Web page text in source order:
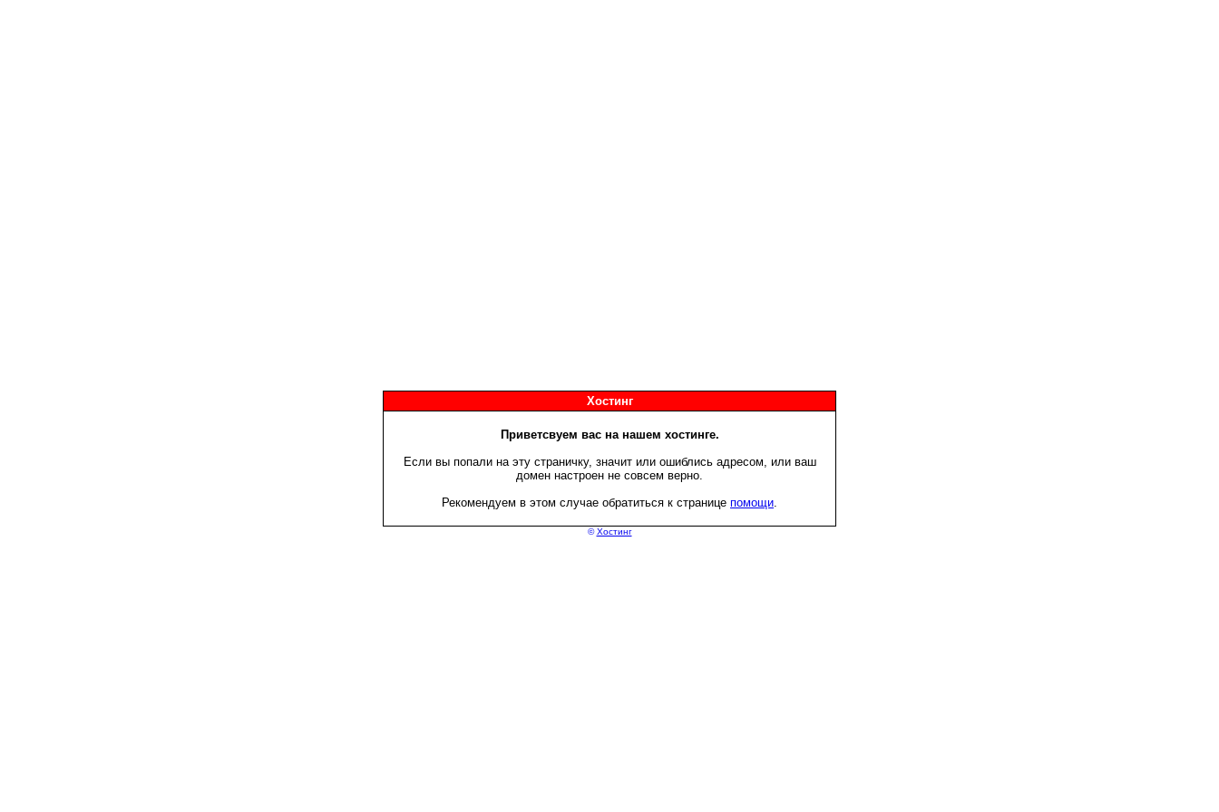
Хостинг
Приветсвуем вас на нашем хостинге.
Если вы попали на эту страничку, значит или ошиблись адресом, или ваш
домен настроен не совсем верно.
Рекомендуем в этом случае обратиться к странице помощи.
© Хостинг